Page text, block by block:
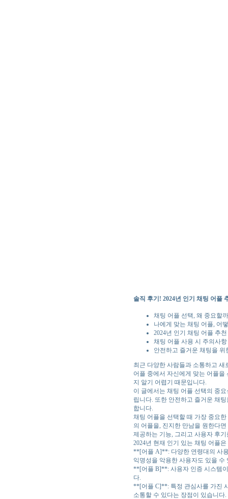
솔직 후기! 2024년 인기 채팅 어플
채팅 어플 선택, 왜 중요할
나에게 맞는 채팅 어플, 어
2024년 인기 채팅 어플 추
채팅 어플 사용 시 주의사항
안전하고 즐거운 채팅을 위
최근 다양한 사람들과 소통하고
어플 중에서 자신에게 맞는 어플
지 알기 어렵기 때문입니다.
이 글에서는 채팅 어플 선택의 중
립니다. 또한 안전하고 즐거운 채
합니다.
채팅 어플을 선택할 때 가장 중요
의 어플을, 진지한 만남을 원한다
제공하는 기능, 그리고 사용자 후
2024년 현재 인기 있는 채팅 어플
**[어플 A]**: 다양한 연령대의 사
익명성을 악용한 사용자도 있을 수
**[어플 B]**: 사용자 인증 시스템
다.
**[어플 C]**: 특정 관심사를 가진
소통할 수 있다는 장점이 있습니다.